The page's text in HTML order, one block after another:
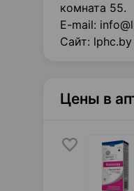
комната 55.
E-mail:
Сайт: lphc.by
Цены в